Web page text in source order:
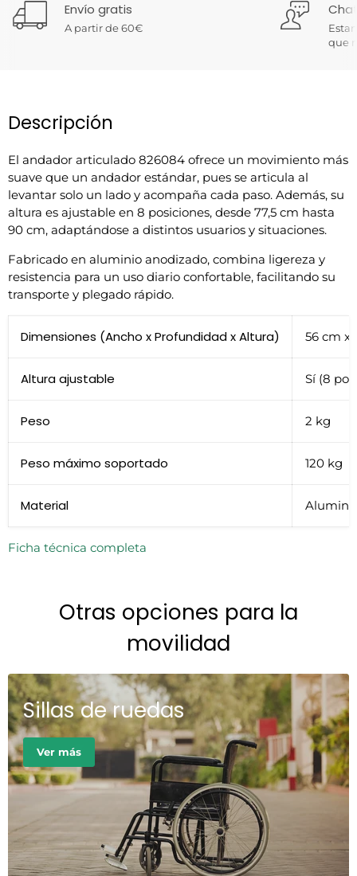
Envío gratis
A partir de 60€
que
Descripción
El andador articulado 826084 ofrece un movimiento más
suave que un andador estándar, pues se articula al
levantar solo un lado y acompaña cada paso. Además, su
altura es ajustable en 8 posiciones, desde 77,5 cm hasta
90 cm, adaptándose a distintos usuarios y situaciones.
Fabricado en aluminio anodizado, combina ligereza y
resistencia para un uso diario confortable, facilitando su
transporte y plegado rápido.
Dimensiones (Ancho x Profundidad x Altura) 56 cm x
Altura ajustable Sí (8
Peso 2 kg
Peso máximo soportado 120 kg
Material
Ficha técnica completa
Otras opciones para la
movilidad
Sillas de ruedas
Ver más